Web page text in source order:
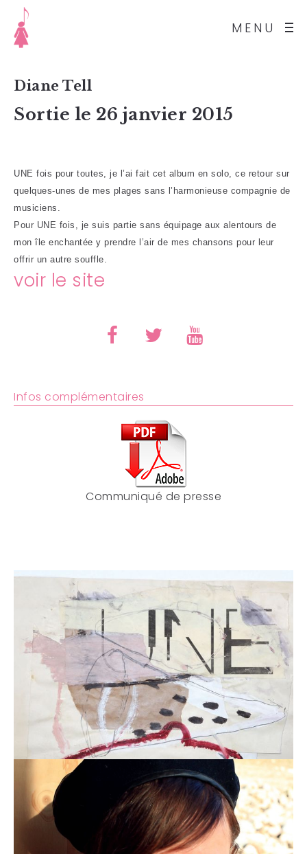
MENU
Diane Tell
Sortie le 26 janvier 2015
UNE fois pour toutes, je l’ai fait cet album en solo, ce retour sur
quelques-unes de mes plages sans l’harmonieuse compagnie de
musiciens.
Pour UNE fois, je suis partie sans équipage aux alentours de
mon île enchantée y prendre l’air de mes chansons pour leur
offrir un autre souffle.
voir le site
Infos complémentaires
Communiqué de presse